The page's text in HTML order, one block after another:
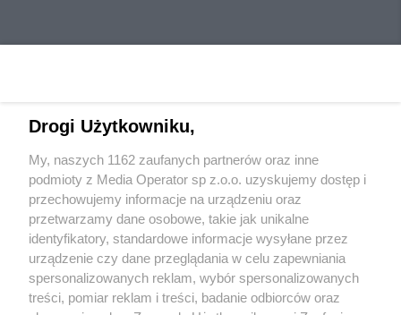
Wydawca mediówlokalnych
Nie zapomnij
zapoznać się z:
polityką prywatności
Drogi Użytkowniku,
My, naszych 1162 zaufanych partnerów oraz inne
podmioty z Media Operator sp z.o.o. uzyskujemy dostęp i
przechowujemy informacje na urządzeniu oraz
przetwarzamy dane osobowe, takie jak unikalne
identyfikatory, standardowe informacje wysyłane przez
urządzenie czy dane przeglądania w celu zapewniania
spersonalizowanych reklam, wybór spersonalizowanych
treści, pomiar reklam i treści, badanie odbiorców oraz